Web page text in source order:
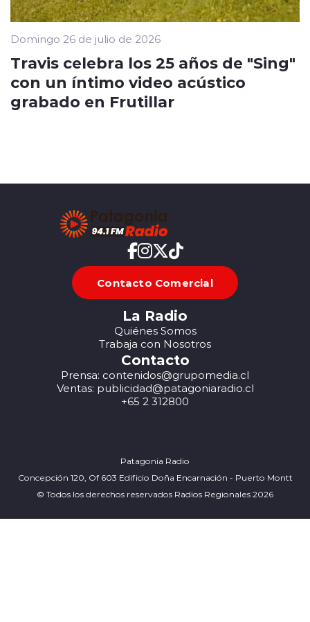
Domingo 26 de julio de 2026
Travis celebra los 25 años de "Sing"
con un íntimo video acústico
grabado en Frutillar
Contacto Comercial
La Radio
Quiénes Somos
Trabaja con Nosotros
Contacto
Prensa: contenidos@grupomedia.cl
Ventas: publicidad@patagoniaradio.cl
+65 2 312800
Patagonia Radio
Concepción 120, Of 603 Edificio Doña Encarnación - Puerto Montt
© Todos los derechos reservados Radios Regionales 2026